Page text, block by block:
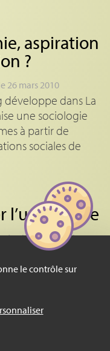
le contrôle sur
aspiration
?
26 mars 2010
développe dans La
une sociologie
à partir de
sociales de
l’urbanisme
, le 1er décembre
Alain
un
l’urbanisme. Il
de « l’